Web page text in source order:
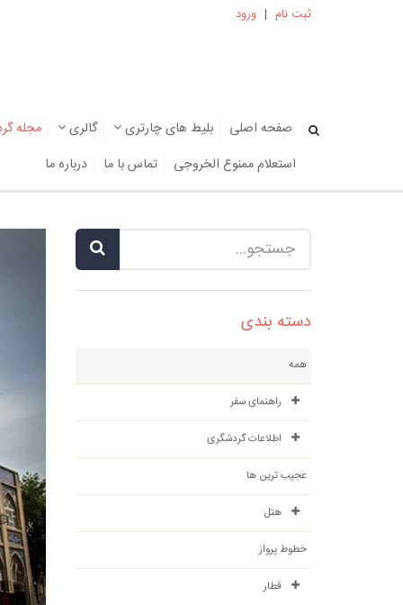
ثبت نام | ورود
صفحه اصلی بلیط های چارتری گالری مجله
استعلام ممنوع الخروجی
تماس با ما درباره ما
دسته بندی
همه
راهنمای سفر
اطلاعات گردشگری
عجیب ترین ها
هتل
خطوط پرواز
قطار